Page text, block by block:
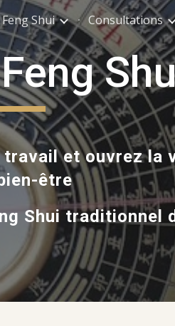
contentShui Consultations
et ouvrez la
être
Shui traditionnel